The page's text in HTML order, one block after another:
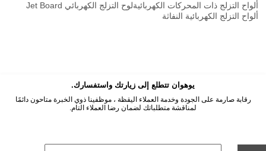
ألواح التزلج ذات المحركات الكهربائيةلوح التزلج الكهربائي Jet Board
ألواح التزلج الكهربائية النفاثة
يوهوان تتطلع إلى زيارتك واستفسارك.
رقابة صارمة على الجودة وخدمة العملاء اليقظة ، موظفينا ذوي الخبرة متاحون دائمًا
لمناقشة متطلباتك لضمان رضا العملاء التام.
Alternative: